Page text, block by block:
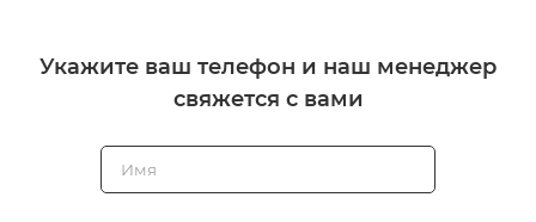
Укажите ваш телефон и наш менеджер
свяжется с вами